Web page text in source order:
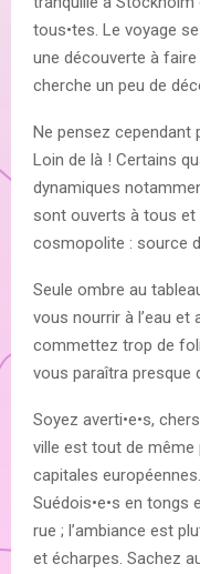
tous•tes. Le voyage
une découverte à
cherche un peu de
Ne pensez cependant
Loin de là ! Certains
dynamiques
sont ouverts à tous
cosmopolite : source
Seule ombre au
vous nourrir à l’eau
commettez trop de
vous paraîtra presque
Soyez averti•e•s,
ville est tout de
capitales
Suédois•e•s en
rue ; l’ambiance est
et écharpes. Sachez